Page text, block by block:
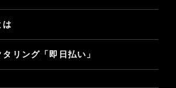
は
リング「即日払い」